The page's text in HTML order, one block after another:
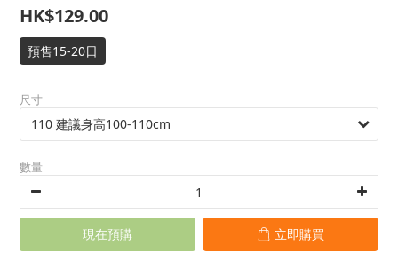
HK$129.00
預售15-20日
尺寸
數量
現在預購 立即購買